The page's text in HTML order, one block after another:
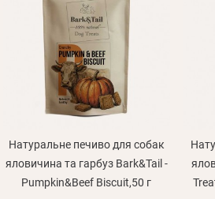
Натуральне печиво для собак
яловичина та гарбуз Bark&Tail -
Pumpkin&Beef Biscuit,50 г
Зареєструватися